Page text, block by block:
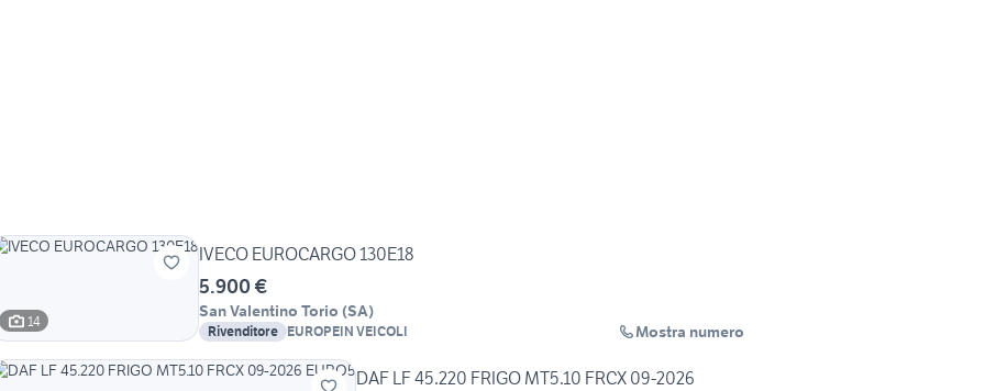
14
IVECO EUROCARGO 130E18
5.900 €
San Valentino Torio (SA)
Rivenditore EUROPEIN VEICOLI Mostra numero
DAF LF 45.220 FRIGO MT5.10 FRCX 09-2026